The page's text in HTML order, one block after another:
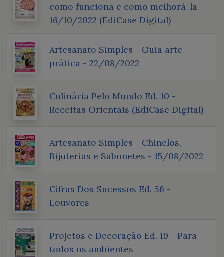
como funciona e como melhorá-la -
16/10/2022 (EdiCase Digital)
Artesanato Simples - Guia arte
prática - 22/08/2022
Culinária Pelo Mundo Ed. 10 -
Receitas Orientais (EdiCase Digital)
Artesanato Simples - Chinelos,
Bijuterias e Sabonetes - 15/08/2022
Cifras Dos Sucessos Ed. 56 -
Louvores
Projetos e Decoração Ed. 19 - Para
todos os ambientes